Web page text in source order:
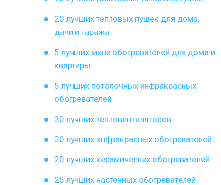
20 лучших тепловых пушек для дома,
дачи и гаража
5 лучших мини обогревателей для дома и
квартиры
5 лучших потолочных инфракрасных
обогревателей
30 лучших тепловентиляторов
30 лучших инфракрасных обогревателей
20 лучших керамических обогревателей
25 лучших настенных обогревателей